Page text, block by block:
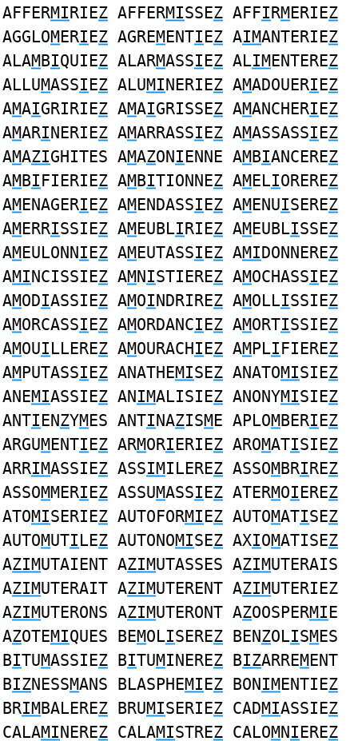
AFFERMIRIEZ AFFERMISSEZ AFFIRMERIEZ
AGGLOMERIEZ AGREMENTIEZ AIMANTERIEZ
ALAMBIQUIEZ ALARMASSIEZ ALIMENTEREZ
ALLUMASSIEZ ALUMINERIEZ AMADOUERIEZ
AMAIGRIRIEZ AMAIGRISSEZ AMANCHERIEZ
AMARINERIEZ AMARRASSIEZ AMASSASSIEZ
AMAZIGHITES AMAZONIENNE AMBIANCEREZ
AMBIFIERIEZ AMBITIONNEZ AMELIOREREZ
AMENAGERIEZ AMENDASSIEZ AMENUISEREZ
AMERRISSIEZ AMEUBLIRIEZ AMEUBLISSEZ
AMEULONNIEZ AMEUTASSIEZ AMIDONNEREZ
AMINCISSIEZ AMNISTIEREZ AMOCHASSIEZ
AMODIASSIEZ AMOINDRIREZ AMOLLISSIEZ
AMORCASSIEZ AMORDANCIEZ AMORTISSIEZ
AMOUILLEREZ AMOURACHIEZ AMPLIFIEREZ
AMPUTASSIEZ ANATHEMISEZ ANATOMISIEZ
ANEMIASSIEZ ANIMALISIEZ ANONYMISIEZ
ANTIENZYMES ANTINAZISME APLOMBERIEZ
ARGUMENTIEZ ARMORIERIEZ AROMATISIEZ
ARRIMASSIEZ ASSIMILEREZ ASSOMBRIREZ
ASSOMMERIEZ ASSUMASSIEZ ATERMOIEREZ
ATOMISERIEZ AUTOFORMIEZ AUTOMATISEZ
AUTOMUTILEZ AUTONOMISEZ AXIOMATISEZ
AZIMUTAIENT AZIMUTASSES AZIMUTERAIS
AZIMUTERAIT AZIMUTERENT AZIMUTERIEZ
AZIMUTERONS AZIMUTERONT AZOOSPERMIE
AZOTEMIQUES BEMOLISEREZ BENZOLISMES
BITUMASSIEZ BITUMINEREZ BIZARREMENT
BIZNESSMANS BLASPHEMIEZ BONIMENTIEZ
BRIMBALEREZ BRUMISERIEZ CADMIASSIEZ
CALAMINEREZ CALAMISTREZ CALOMNIEREZ